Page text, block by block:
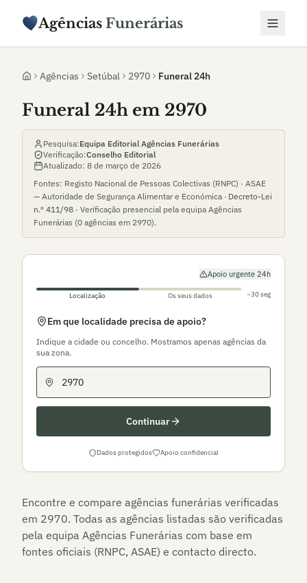
Agências Funerárias
Agências Setúbal 2970 Funeral 24h
Funeral 24h em 2970
Pesquisa:Equipa Editorial Agências Funerárias
Verificação:Conselho Editorial
Atualizado: 8 de março de 2026
Fontes: Registo Nacional de Pessoas Colectivas (RNPC) · ASAE
— Autoridade de Segurança Alimentar e Económica · Decreto-Lei
n.º 411/98 · Verificação presencial pela equipa Agências
Funerárias (0 agências em 2970).
Apoio urgente 24h
Localização Os seus dados ~30 seg
Em que localidade precisa de apoio?
Indique a cidade ou concelho. Mostramos apenas agências da
sua zona.
Continuar
Dados protegidos Apoio confidencial
Encontre e compare agências funerárias verificadas
em 2970. Todas as agências listadas são verificadas
pela equipa Agências Funerárias com base em
fontes oficiais (RNPC, ASAE) e contacto directo.